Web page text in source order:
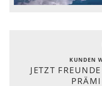
KUNDEN
JETZT